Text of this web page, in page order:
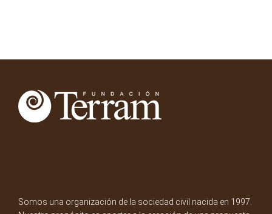
Somos una organización de la sociedad civil nacida en 1997.